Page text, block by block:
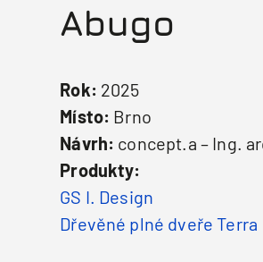
Abugo
Rok: 2025
Místo: Brno
Návrh: concept.a – Ing.
Produkty:
GS I. Design
Dřevěné plné dveře Terra